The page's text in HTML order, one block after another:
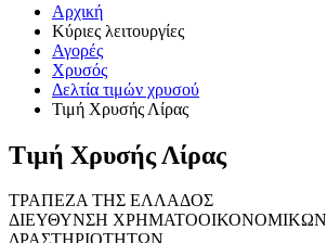
Αρχική
Κύριες λειτουργίες
Αγορές
Χρυσός
Δελτία τιμών χρυσού
Τιμή Χρυσής Λίρας
Τιμή Χρυσής Λίρας
ΤΡΑΠΕΖΑ ΤΗΣ ΕΛΛΑΔΟΣ
ΔΙΕΥΘΥΝΣΗ ΧΡΗΜΑΤΟΟΙΚΟΝΟΜΙΚΩΝ